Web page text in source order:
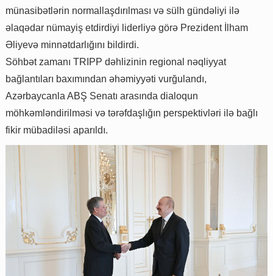
münasibətlərin normallaşdırılması və sülh gündəliyi ilə
əlaqədar nümayiş etdirdiyi liderliyə görə Prezident İlham
Əliyevə minnətdarlığını bildirdi.
Söhbət zamanı TRIPP dəhlizinin regional nəqliyyat
bağlantıları baxımından əhəmiyyəti vurğulandı,
Azərbaycanla ABŞ Senatı arasında dialoqun
möhkəmləndirilməsi və tərəfdaşlığın perspektivləri ilə bağlı
fikir mübadiləsi aparıldı.